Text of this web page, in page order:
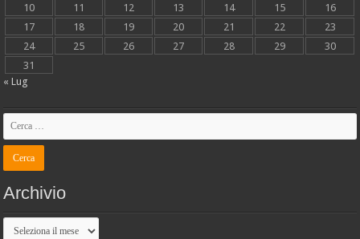
10
11 12 13 14 15
16
17
18 19 20 21 22
23
24
25 26 27 28 29
30
31
« Lug
Archivio
Archivio